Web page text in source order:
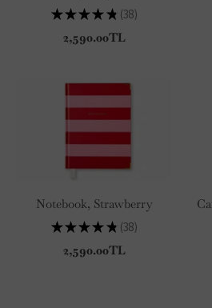
★ ★ ★ ★ ★ 38
38
2,590.00TL
Notebook, Strawberry
★ ★ ★ ★ ★ 38
38
2,590.00TL